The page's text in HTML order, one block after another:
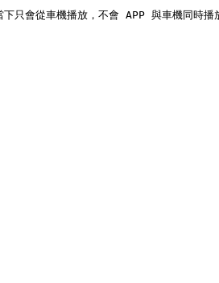
從車機播放，不會 APP 與車機同時播